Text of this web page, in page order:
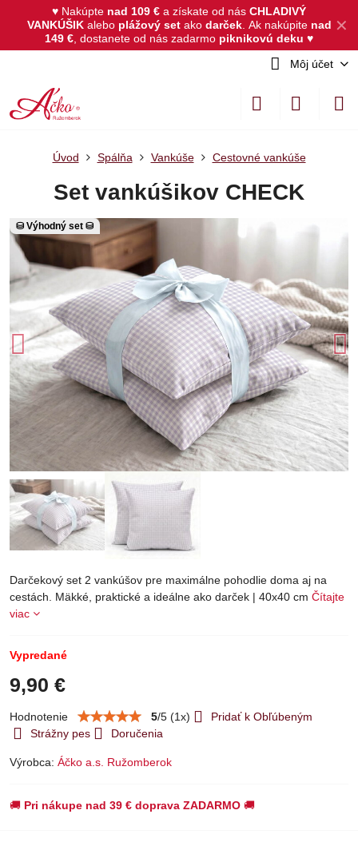
✕
♥ Nakúpte nad 109 € a získate od nás CHLADIVÝ
VANKÚŠIKalebo plážový set akodarček. Ak nakúpite nad
149 € , dostanete od nás zadarmo piknikovú deku ♥
Môj účet
⛁ Výhodný set ⛁
Úvod Spálňa Vankúše Cestovné vankúše
Set vankúšikov CHECK
Darčekový set 2 vankúšov pre maximálne pohodlie doma aj na
cestách. Mäkké, praktické a ideálne ako darček | 40x40 cm Čítajte
viac
Vypredané
9,90 €
Hodnotenie 5/5 (1x)
Pridať k Obľúbeným
Strážny pes
Doručenia
Výrobca: Áčko a.s. Ružomberok
🚚 Pri nákupe nad 39 € doprava ZADARMO 🚚